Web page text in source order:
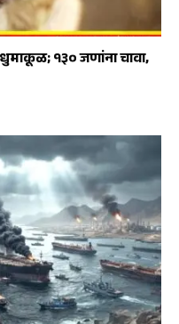
१३० जणांना चावा,